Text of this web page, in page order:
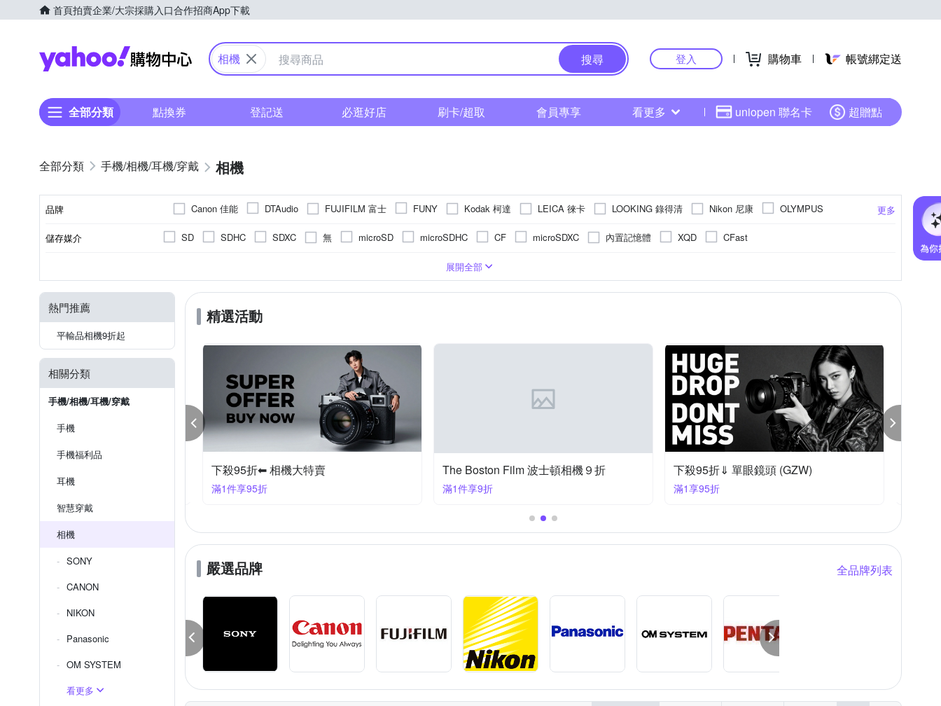
首頁拍賣企業/大宗採購入口合作招商App下載
Yahoo購物中心
相機 搜尋 登入 購物車 帳號綁定送
全部分類 點換券 登記送 必逛好店 刷卡/超取 會員專享 看更多 uniopen 聯名卡 超贈點
手機/相機/耳機/穿戴 相機
品牌 更多
Canon 佳能 DTAudio FUJIFILM 富士 FUNY Kodak 柯達 LEICA 徠卡 LOOKING 錄得清 Nikon 尼康
OLYMPUS
OM SYSTEM
Panasonic 國際牌 PENTAX Polaroid 寶麗萊 RASTO RICOH SANRIO 三麗鷗 Sigma
儲存媒介 SD SDHC SDXC 無 microSD microSDHC CF microSDXC 內置記憶體 XQD CFast
固定式螢幕
1200萬~1600萬像素
BSI CMOS(高感光背照式)
拍立得
無
1/6000秒
展開全部
熱門推薦
平輸品相機9折起
相關分類
手機/相機/耳機/穿戴
手機
手機福利品
耳機
智慧穿戴
相機
SONY
CANON
NIKON
Panasonic
OM SYSTEM
看更多
精選活動
下殺95折⬅︎ 相機大特賣
滿1件享95折
The Boston Film 波士頓相機９折
滿1件享9折
下殺95折⇓ 單眼鏡頭 (GZW)
滿1享95折
嚴選品牌 全品牌列表